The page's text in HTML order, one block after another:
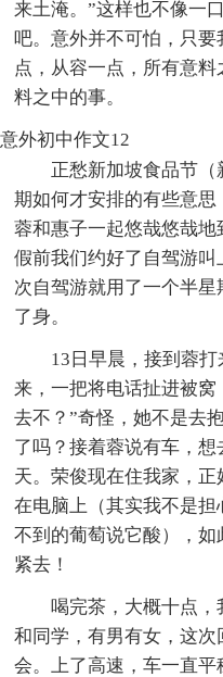
来土淹。”这样也不像一
吧。意外并不可怕，只
点，从容一点，所有意
料之中的事。
意外初中作文12
正愁新加坡食品节
期如何才安排的有些意
蓉和惠子一起悠哉悠哉
假前我们约好了自驾游
次自驾游就用了一个半
了身。
13日早晨，接到蓉
来，一把将电话扯进被
去不？”奇怪，她不是去
了吗？接着蓉说有车，
天。荣俊现在住我家，
在电脑上（其实我不是
不到的葡萄说它酸），
紧去！
喝完茶，大概十点
和同学，有男有女，这
会。上了高速，车一直